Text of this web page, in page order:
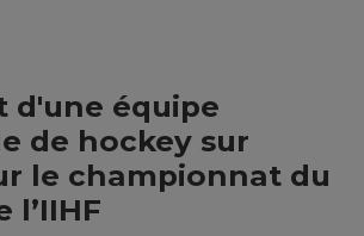
d'une équipe
de hockey sur
le championnat du
l’IIHF